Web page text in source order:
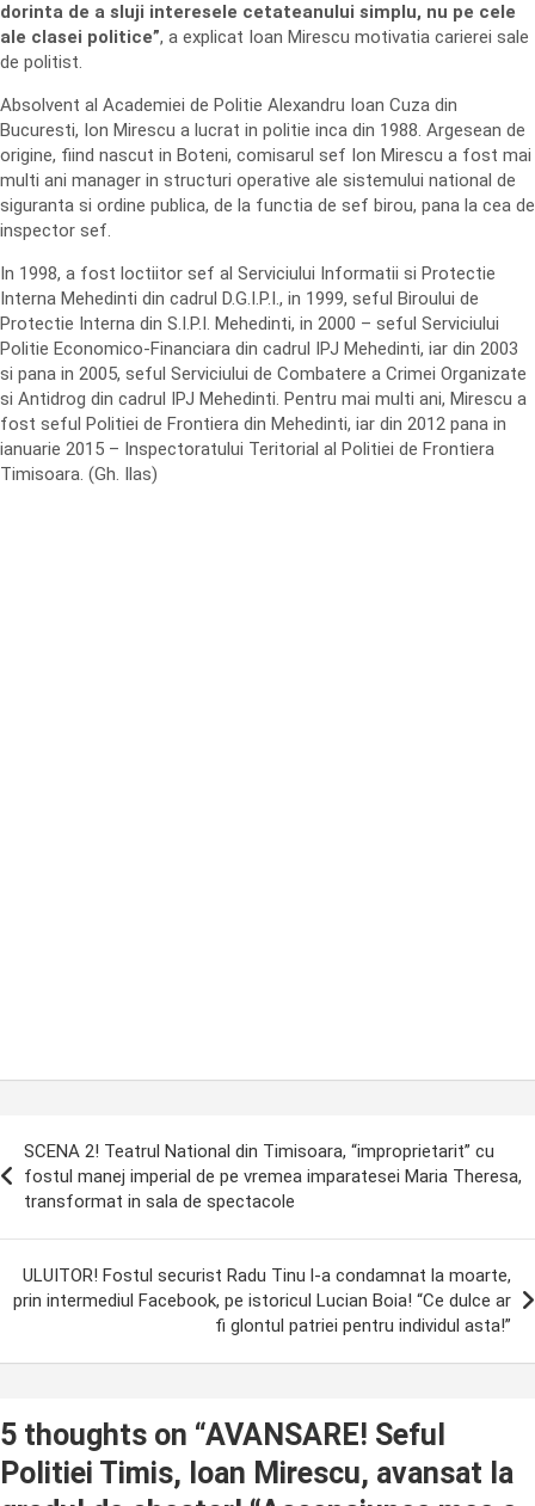
dorinta de a sluji interesele cetateanului simplu, nu pe cele
ale clasei politice”, a explicat Ioan Mirescu motivatia carierei sale
de politist.
Absolvent al Academiei de Politie Alexandru Ioan Cuza din
Bucuresti, Ion Mirescu a lucrat in politie inca din 1988. Argesean de
origine, fiind nascut in Boteni, comisarul sef Ion Mirescu a fost mai
multi ani manager in structuri operative ale sistemului national de
siguranta si ordine publica, de la functia de sef birou, pana la cea de
inspector sef.
In 1998, a fost loctiitor sef al Serviciului Informatii si Protectie
Interna Mehedinti din cadrul D.G.I.P.I., in 1999, seful Biroului de
Protectie Interna din S.I.P.I. Mehedinti, in 2000 – seful Serviciului
Politie Economico-Financiara din cadrul IPJ Mehedinti, iar din 2003
si pana in 2005, seful Serviciului de Combatere a Crimei Organizate
si Antidrog din cadrul IPJ Mehedinti. Pentru mai multi ani, Mirescu a
fost seful Politiei de Frontiera din Mehedinti, iar din 2012 pana in
ianuarie 2015 – Inspectoratului Teritorial al Politiei de Frontiera
Timisoara. (Gh. Ilas)
SCENA 2! Teatrul National din Timisoara, “improprietarit” cu
fostul manej imperial de pe vremea imparatesei Maria Theresa,
transformat in sala de spectacole
ULUITOR! Fostul securist Radu Tinu l-a condamnat la moarte,
prin intermediul Facebook, pe istoricul Lucian Boia! “Ce dulce ar
fi glontul patriei pentru individul asta!”
5 thoughts on “AVANSARE! Seful
Politiei Timis, Ioan Mirescu, avansat la